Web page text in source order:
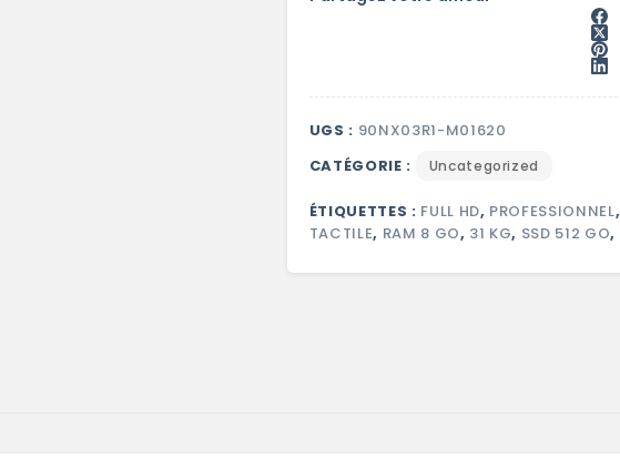
UGS : 90NX03R1-M01620
CATÉGORIE :
Uncategorized
ÉTIQUETTES : FULL HD, PROFESSIONNEL,
TACTILE, RAM 8 GO, 31 KG, SSD 512 GO,